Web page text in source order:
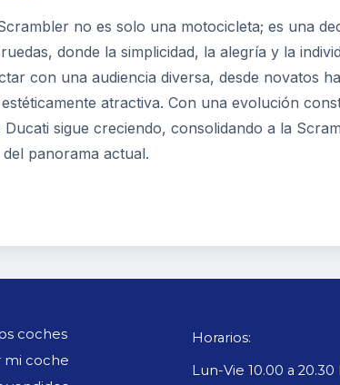
no es solo una motocicleta; es una
donde la simplicidad, la alegría y la
con una audiencia diversa, desde novatos
atractiva. Con una evolución
sigue creciendo, consolidando a la
panorama actual.
coches
mi coche
Horarios:
Lun-Vie 10.00 a 20.30